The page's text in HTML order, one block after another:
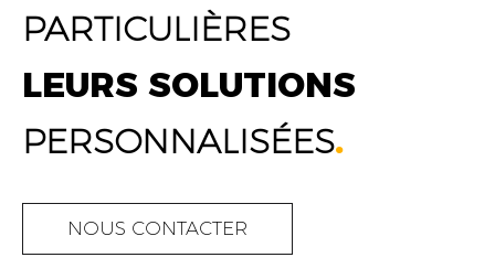
PARTICULIÈRES
LEURS SOLUTIONS
PERSONNALISÉES.
NOUS CONTACTER